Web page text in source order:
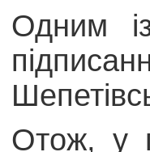
Одним
Отож, у